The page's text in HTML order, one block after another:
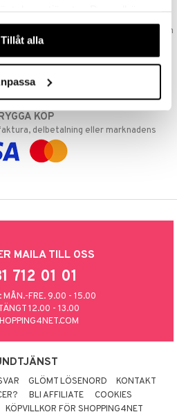
av vår webbplats.
Tillåt alla
varor i lager) skickas normalt ut från
samma dag.
som visar att vi är godkända av
KÖP
delbetalning eller marknadens
MAILA TILL OSS
712 01 01
MÅN.-FRE. 9.00 - 15.00
12.00 - 13.00
GLÖMT LÖSENORD
KONTAKT
BLI AFFILIATE
COOKIES
KÖPVILLKOR FÖR SHOPPING4NET